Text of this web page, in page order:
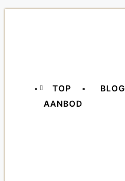
TOP
AANBOD
BLOG